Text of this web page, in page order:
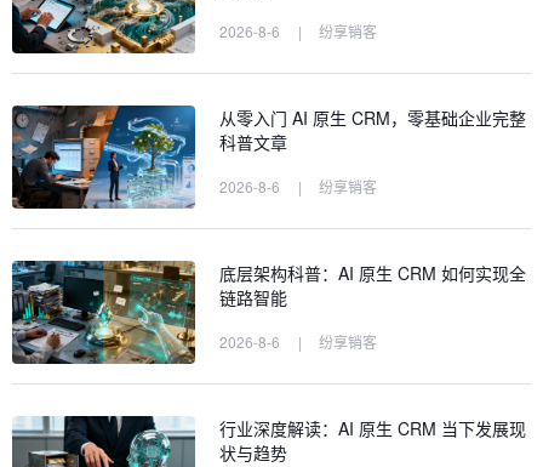
2026-8-6 | 纷享销客
从零入门 AI 原生 CRM，零基础企业完整
科普文章
2026-8-6 | 纷享销客
底层架构科普：AI 原生 CRM 如何实现全
链路智能
2026-8-6 | 纷享销客
行业深度解读：AI 原生 CRM 当下发展现
状与趋势